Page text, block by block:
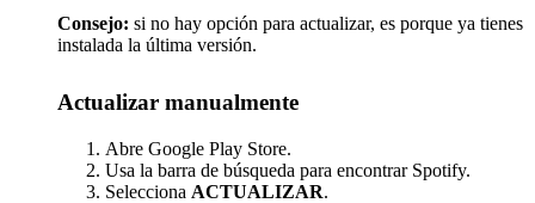
Consejo: si no hay opción para actualizar, es porque ya tienes
instalada la última versión.
Actualizar manualmente
Abre Google Play Store.
Usa la barra de búsqueda para encontrar Spotify.
Selecciona ACTUALIZAR.